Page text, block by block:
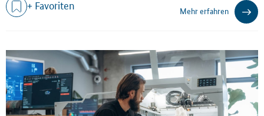
+ Favoriten Mehr erfahren